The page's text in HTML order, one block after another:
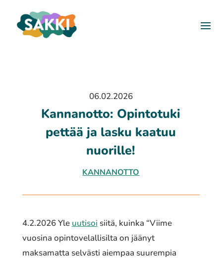
06.02.2026
Kannanotto: Opintotuki
pettää ja lasku kaatuu
nuorille!
KANNANOTTO
4.2.2026 Yle uutisoi siitä, kuinka “Viime
vuosina opintovelallisilta on jäänyt
maksamatta selvästi aiempaa suurempia